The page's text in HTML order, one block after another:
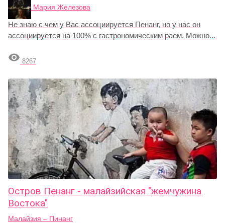
Мария Железова
Не знаю с чем у Вас ассоциируется Пенанг, но у нас он
ассоциируется на 100% c гастрономическим раем. Можно...
 8267
Остров Пенанг - малайзийская "жемчужина
Востока"
Малайзия – Пинанг